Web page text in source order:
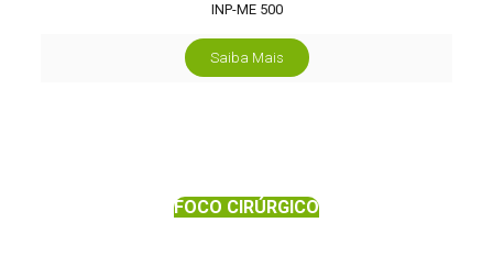
INP-ME 500
Saiba Mais
FOCO CIRÚRGICO